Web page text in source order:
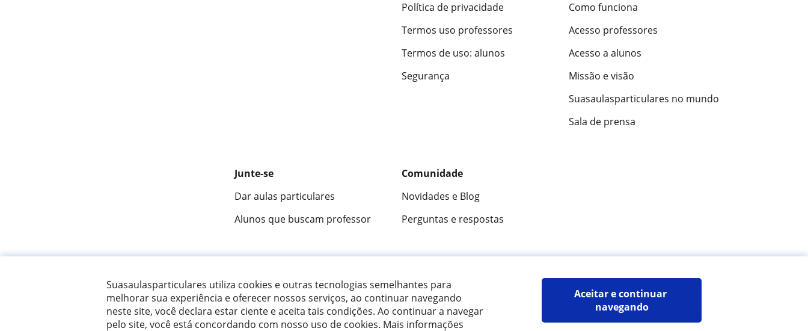
Suasaulasparticulares utiliza cookies e outras tecnologias semelhantes para
melhorar sua experiência e oferecer nossos serviços, ao continuar navegando
neste site, você declara estar ciente e aceita tais condições. Ao continuar a navegar
pelo site, você está concordando com nosso uso de cookies. Mais informações
Aceitar e continuar
navegando
Política de privacidade
Termos uso professores
Termos de uso: alunos
Segurança
Como funciona
Acesso professores
Acesso a alunos
Missão e visão
Suasaulasparticulares no mundo
Sala de prensa
Junte-se
Dar aulas particulares
Alunos que buscam professor
Comunidade
Novidades e Blog
Perguntas e respostas
opiniões de alunos
© 2007 - 2026 Suas aulas particulares Mapa do site:Professores particulares